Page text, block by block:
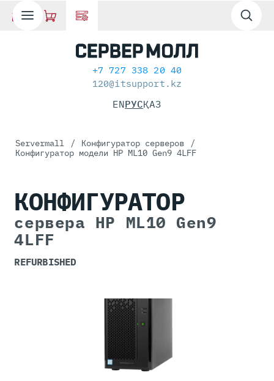
+7 727 338 20 40
120@itsupport.kz
ENРУСҚАЗ
Servermall / Конфигуратор серверов
/
Конфигуратор модели HP ML10 Gen9 4LFF
КОНФИГУРАТОР
сервера HP ML10 Gen9
4LFF
REFURBISHED